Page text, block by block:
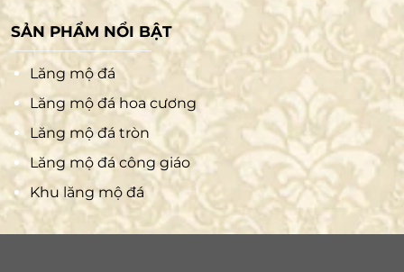
SẢN PHẨM NỔI BẬT
Lăng mộ đá
Lăng mộ đá hoa cương
Lăng mộ đá tròn
Lăng mộ đá công giáo
Khu lăng mộ đá